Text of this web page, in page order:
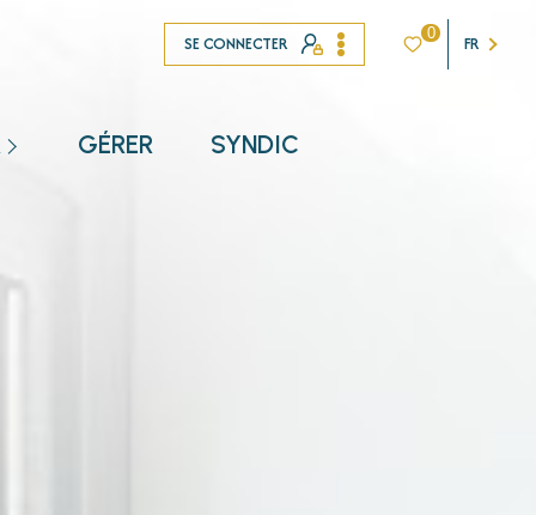
SE CONNECTER 0 FR
GÉRER SYNDIC